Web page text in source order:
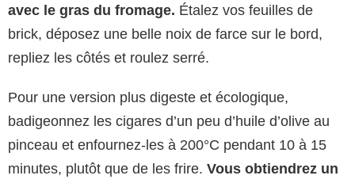
avec le gras du fromage. Étalez vos feuilles de
brick, déposez une belle noix de farce sur le bord,
repliez les côtés et roulez serré.
Pour une version plus digeste et écologique,
badigeonnez les cigares d’un peu d’huile d’olive au
pinceau et enfournez-les à 200°C pendant 10 à 15
minutes, plutôt que de les frire. Vous obtiendrez un